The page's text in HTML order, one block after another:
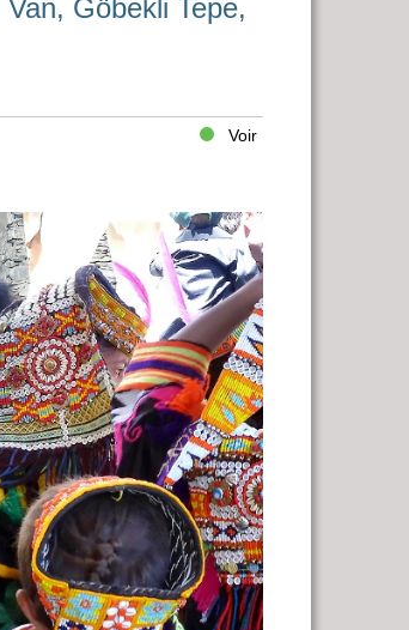
Göbekli Tepe,
Voir